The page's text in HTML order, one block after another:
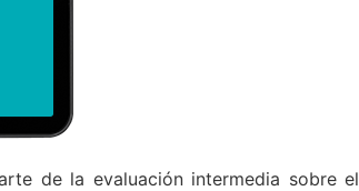
de la evaluación intermedia sobre el